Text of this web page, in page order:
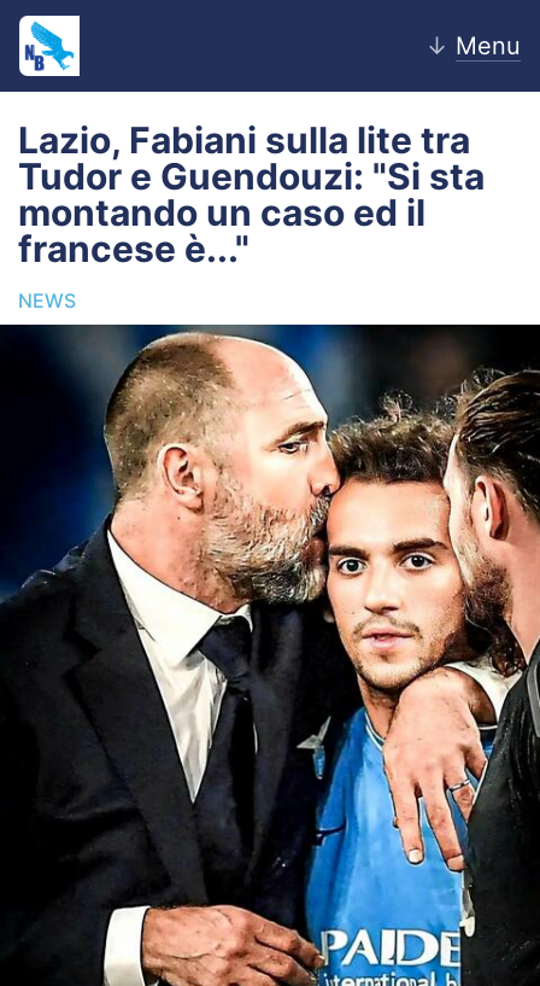
↓ Menu
Home
News
Editoriale
Pagelle
Settore Giovanile
Lazio Women
Calciomercato
Video
Lazio, Fabiani sulla lite tra
Tudor e Guendouzi: "Si sta
montando un caso ed il
francese è..."
NEWS